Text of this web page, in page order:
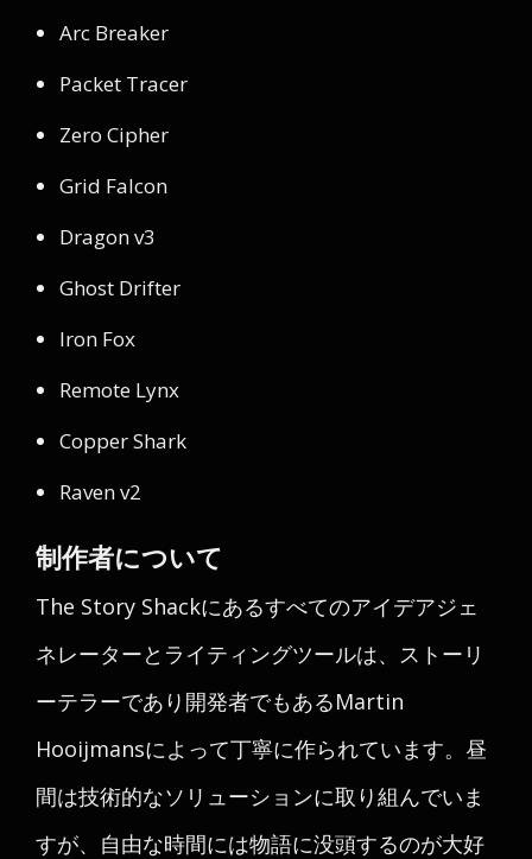
Arc Breaker
Packet Tracer
Zero Cipher
Grid Falcon
Dragon v3
Ghost Drifter
Iron Fox
Remote Lynx
Copper Shark
Raven v2
制作者について
The Story Shackにあるすべてのアイデアジェ
ネレーターとライティングツールは、ストーリ
ーテラーであり開発者でもあるMartin
Hooijmansによって丁寧に作られています。昼
間は技術的なソリューションに取り組んでいま
すが、自由な時間には物語に没頭するのが大好